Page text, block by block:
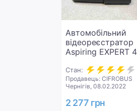
Автомобільний
відеореєстратор
Aspiring EXPERT
Стан:
Продавець: CIFROBUS
Чернігів, 08.02.2022
2 277 грн